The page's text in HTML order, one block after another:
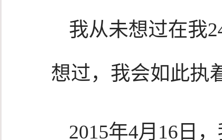
我从未想过在我
想过，我会如此执
2015年4月16日